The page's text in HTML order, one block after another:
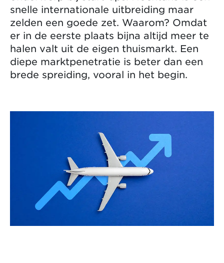
snelle internationale uitbreiding maar
zelden een goede zet. Waarom? Omdat
er in de eerste plaats bijna altijd meer te
halen valt uit de eigen thuismarkt. Een
diepe marktpenetratie is beter dan een
brede spreiding, vooral in het begin.